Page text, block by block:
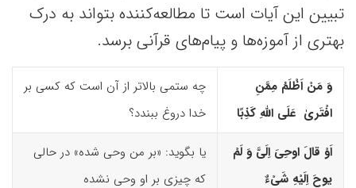
تبیین این آیات است تا مطالعه‌کننده بتواند به درک
بهتری از آموزه‌ها و پیام‌های قرآنی برسد.
وَ مَنْ اَظْلَمُ مِمَّنِ
افْتَریٰ عَلَى اللّهِ کَذِبًا
چه ستمی بالاتر از آن است که کسی بر
خدا دروغ ببندد؟
اَوْ قالَ اوحِیَ اِلَیَّ وَ لَمْ
یوحَ اِلَیْهِ شَىْءٌ
یا بگوید: «بر من وحی شده» در حالی
که چیزی بر او وحی نشده